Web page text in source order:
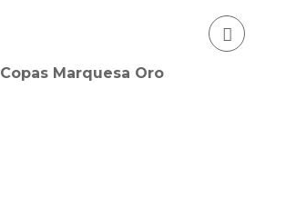
Copas Marquesa Oro